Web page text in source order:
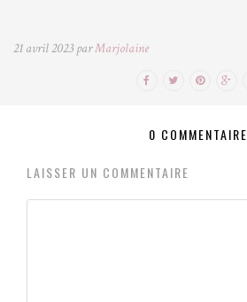
21 avril 2023 parMarjolaine
0 COMMENTAIRE
LAISSER UN COMMENTAIRE